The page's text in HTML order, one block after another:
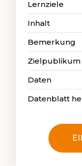
Lernziele
Inhalt
Bemerkung
Zielpublikum
Daten
Datenblatt